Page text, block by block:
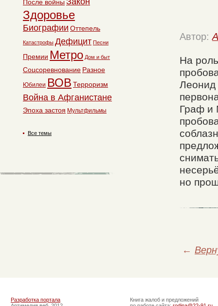
Автор:
На
Леонид
Граф и
но
←
После войны
Здоровье
Биографии Оттепель
Катастрофы Дефицит Песни
Премии Метро Дом и быт
Соцсоревнование Разное
Юбилеи ВОВ Терроризм
Война в Афганистане
Эпоха застоя Мультфильмы
Все темы
Разработка портала
Книга жалоб и предложений